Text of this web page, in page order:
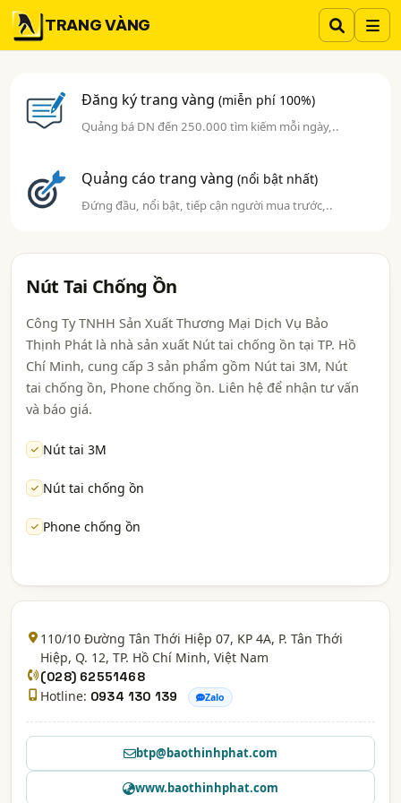
TRANG VÀNG
Đăng ký trang vàng(miễn phí 100%)
Quảng bá DN đến 250.000 tìm kiếm mỗi ngày,..
Quảng cáo trang vàng(nổi bật nhất)
Đứng đầu, nổi bật, tiếp cận người mua trước,..
Nút Tai Chống Ồn
Công Ty TNHH Sản Xuất Thương Mại Dịch Vụ Bảo
Thịnh Phát là nhà sản xuất Nút tai chống ồn tại TP. Hồ
Chí Minh, cung cấp 3 sản phẩm gồm Nút tai 3M, Nút
tai chống ồn, Phone chống ồn. Liên hệ để nhận tư vấn
và báo giá.
Nút tai 3M
Nút tai chống ồn
Phone chống ồn
110/10 Đường Tân Thới Hiệp 07, KP 4A, P. Tân Thới
Hiệp, Q. 12, TP. Hồ Chí Minh, Việt Nam
(028) 62551468
Hotline: 0934 130 139 Zalo
btp@baothinhphat.com
www.baothinhphat.com